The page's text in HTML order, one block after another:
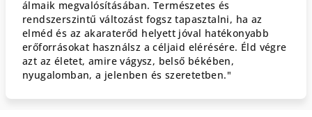
álmaik megvalósításában. Természetes és
rendszerszintű változást fogsz tapasztalni, ha az
elméd és az akaraterőd helyett jóval hatékonyabb
erőforrásokat használsz a céljaid elérésére. Éld végre
azt az életet, amire vágysz, belső békében,
nyugalomban, a jelenben és szeretetben."